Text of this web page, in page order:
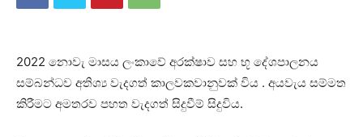
2022 නොවැ මාසය ලංකාවේ අරක්ෂාව සහ භූ දේශපාලනය
සම්බන්ධව අතිශ්‍ය වැදගත් කාලවකවානුවක් විය . අයවැය සම්මත
කිරීමට අමතරව පහත වැදගත් සිදුවීම් සිදුවිය.